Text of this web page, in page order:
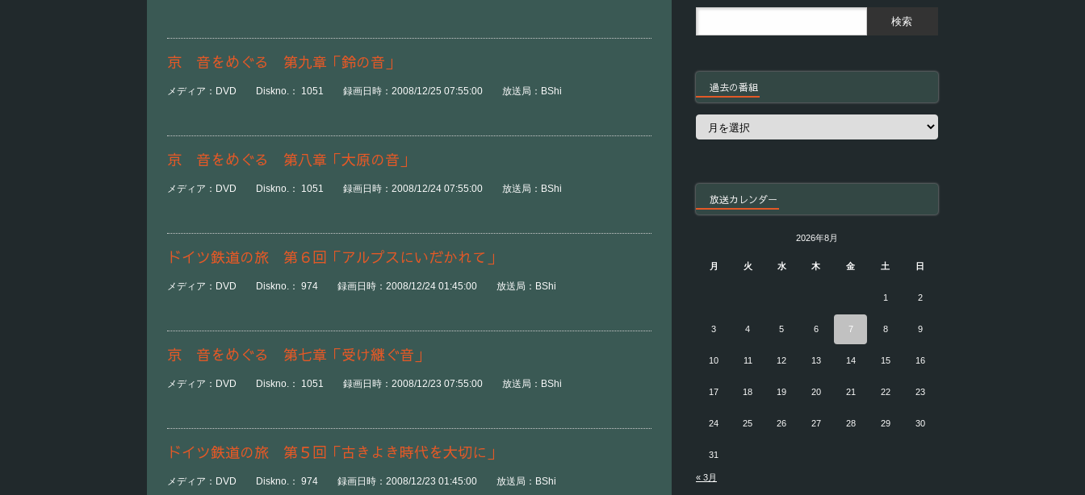
京 音をめぐる 第九章「鈴の音」
メディア：DVD Diskno.： 1051 録画日時：2008/12/25 07:55:00 放送局：BShi
京 音をめぐる 第八章「大原の音」
メディア：DVD Diskno.： 1051 録画日時：2008/12/24 07:55:00 放送局：BShi
ドイツ鉄道の旅 第６回「アルプスにいだかれて」
メディア：DVD Diskno.： 974 録画日時：2008/12/24 01:45:00 放送局：BShi
京 音をめぐる 第七章「受け継ぐ音」
メディア：DVD Diskno.： 1051 録画日時：2008/12/23 07:55:00 放送局：BShi
ドイツ鉄道の旅 第５回「古きよき時代を大切に」
メディア：DVD Diskno.： 974 録画日時：2008/12/23 01:45:00 放送局：BShi
過去の番組
過
放送カレンダー
2026年8月
月 火 水 木 金 土 日
1 2
3 4 5 6 7 8 9
10 11 12 13 14 15 16
17 18 19 20 21 22 23
24 25 26 27 28 29 30
31
« 3月